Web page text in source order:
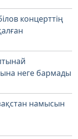
концерттің
неге бармады
намысын